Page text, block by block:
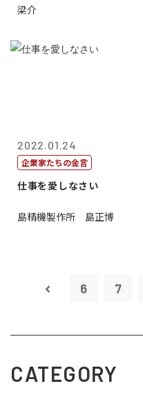
梁介
2022.01.24
企業家たちの金言
仕事を愛しなさい
島精機製作所 島正博
6 7
CATEGORY